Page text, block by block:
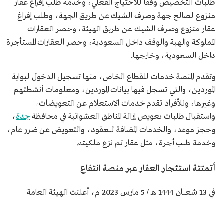
طلبات التخصيص وفقاً للاحتياج الفعلي، وخدمة طلب إفراغ عقار
منزوع لصالح جهة وصرف الشيك عن طريق الجهة، وطلب إفراغ
عقار منزوع وصرف الشيك عن طريق الهيئة، وحصر العقارات
المملوكة والهبة والوقف داخل السعودية، وحصر العقارات المستأجرة
داخل السعودية، وخارجها.
وتقدم المنصة خدمات للقطاع الخاص، منها تسجيل الدخول لبوابة
الموردين، والتي تسجل فيها بيانات الموردين، ومعلومات أنشطتهم
وغيرها، وللأفراد تقدم خدمات الاستعلام عن التعويضات،
واستقبال طلبات تعويض إزالة المناطق العشوائية في محافظةجدة،
وحجز موعد، والخدمات المضافة للعقود، والتعويض عن ضرر عام،
وخدمة طلب أجرة، مثل عقار تم نزع ملكيته.
أتمتتة استئجار العقار عبر منصة انتفاع
في 13 شعبان 1444 هـ / 5 مارس 2023 م، أعلنت الهيئة العامة